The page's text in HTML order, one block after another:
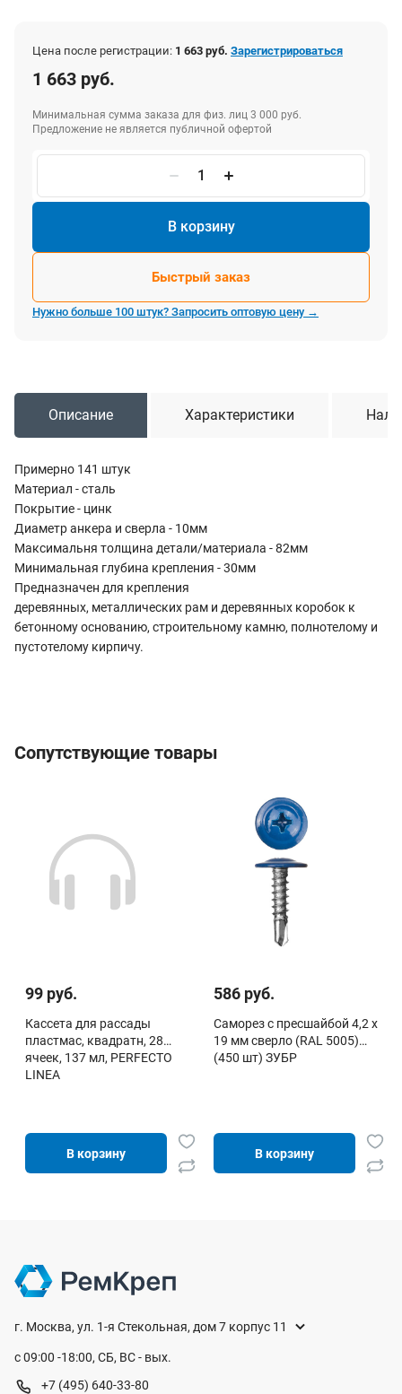
Цена после регистрации: 1 663 руб. Зарегистрироваться
1 663 руб.
Минимальная сумма заказа для физ. лиц 3 000 руб.
Предложение не является публичной офертой
В корзину
Быстрый заказ
Нужно больше 100 штук? Запросить оптовую цену →
Описание Характеристики
Примерно 141 штук
Материал - сталь
Покрытие - цинк
Диаметр анкера и сверла - 10мм
Максимальня толщина детали/материала - 82мм
Минимальная глубина крепления - 30мм
Предназначен для крепления
деревянных, металлических рам и деревянных коробок к
бетонному основанию, строительному камню, полнотелому и
пустотелому кирпичу.
Сопутствующие товары
99 руб.
Кассета для рассады
пластмас, квадратн, 28
ячеек, 137 мл, PERFECTO
LINEA
В корзину
586 руб.
Саморез с пресшайбой 4,2 х
19 мм сверло (RAL 5005)
(450 шт) ЗУБР
В корзину
г. Москва, ул. 1-я Стекольная, дом 7 корпус 11
с 09:00 -18:00, СБ, ВС - вых.
+7 (495) 640-33-80